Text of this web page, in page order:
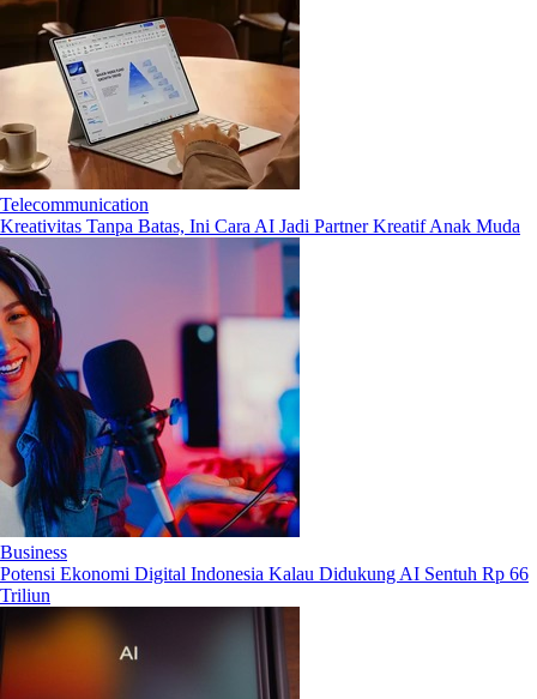
Telecommunication
Kreativitas Tanpa Batas, Ini Cara AI Jadi Partner Kreatif Anak Muda
Business
Potensi Ekonomi Digital Indonesia Kalau Didukung AI Sentuh Rp 66
Triliun